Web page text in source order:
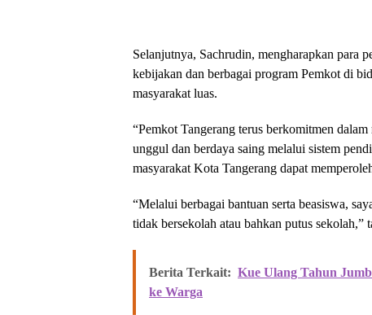
Selanjutnya, Sachrudin, mengharapkan para
kebijakan dan berbagai program Pemkot di
masyarakat luas.
“Pemkot Tangerang terus berkomitmen
unggul dan berdaya saing melalui sistem
masyarakat Kota Tangerang dapat
“Melalui berbagai bantuan serta beasiswa,
tidak bersekolah atau bahkan putus sekolah,”
Berita Terkait: Kue Ulang Tahun
ke Warga